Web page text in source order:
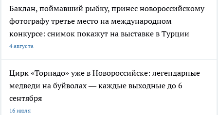
Баклан, поймавший рыбку, принес новороссийскому
фотографу третье место на международном
конкурсе: снимок покажут на выставке в Турции
4 августа
Цирк «Торнадо» уже в Новороссийске: легендарные
медведи на буйволах — каждые выходные до 6
сентября
16 июля